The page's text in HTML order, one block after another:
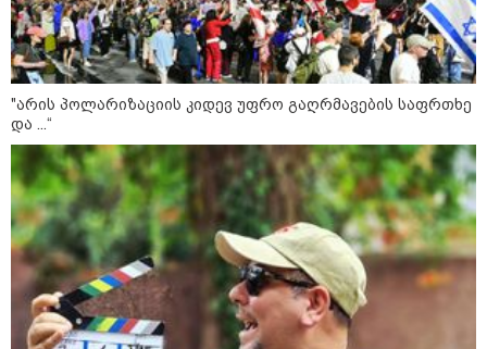
წალენჯიხის მუნიციპალიტეტში
მდინარეში ახალგაზრდა მამაკაცს
ეძებენ
"კოალიცია ცვლილებისთვის" 2024
წელს ნიკა მელიას საარჩევნო
კამპანიისას მომხდარ ინციდენტზე
მისივე გარემოცვის წევრების -
ცოტნე მირცხულავასა და
გაბრიელ კობაიძისთვის ბრალის
წაყენებას "აბსურდულს" უწოდებს
"არის პოლარიზაციის კიდევ უფრო გაღრმავების საფრთხე
და ...“